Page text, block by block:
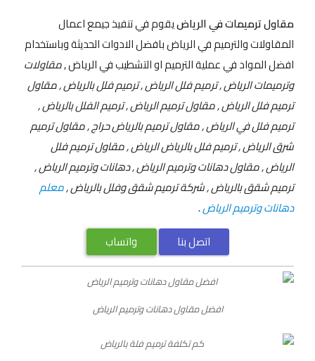
مقاول ترميمات في الرياضيقوم في تنفيذ جيمع اعمال
المقاولات والترميم في الرياض بافضل الادوات الحديثة وباستخدام
افضل المواد في عملية الترميم او التشطيب في الرياض ,مقاولات
وترميمات الرياض , ترميم فلل الرياض , ترميم فلل بالرياض , مقاول
ترميم فلل الرياض , مقاول ترميم الرياض , ترميم الفلل بالرياض ,
ترميم فلل في الرياض , مقاول ترميم بالرياض حراج , مقاول ترميم
شرق الرياض , ترميم فلل بالرياض الرياض , مقاول ترميم فلل
الرياض , مقاول دهانات وترميم الرياض , دهانات وترميم الرياض ,
ترميم شقق بالرياض , شركة ترميم شقق وفلل بالرياض ,معلم
دهانات وترميم الرياض.
اتصل بنا
واتساب
افضل مقاول دهانات وترميم الرياض